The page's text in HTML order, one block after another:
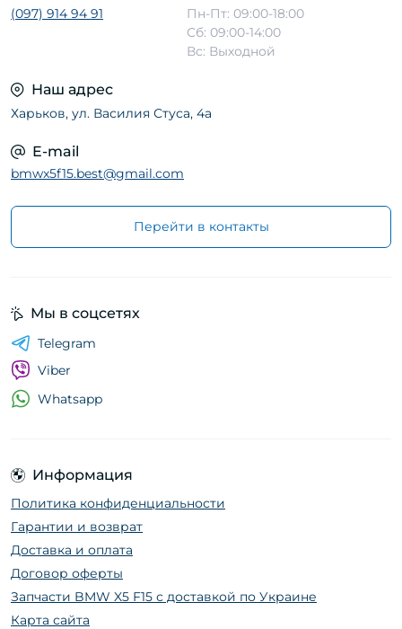
(097) 914 94 91
Пн-Пт: 09:00-18:00
Сб: 09:00-14:00
Вс: Выходной
Наш адрес
Харьков, ул. Василия Стуса, 4а
E-mail
bmwx5f15.best@gmail.com
Перейти в контакты
Информация
Политика конфиденциальности
Гарантии и возврат
Доставка и оплата
Договор оферты
Запчасти BMW X5 F15 с доставкой по Украине
Карта сайта
Мы в соцсетях
Telegram
Viber
Whatsapp